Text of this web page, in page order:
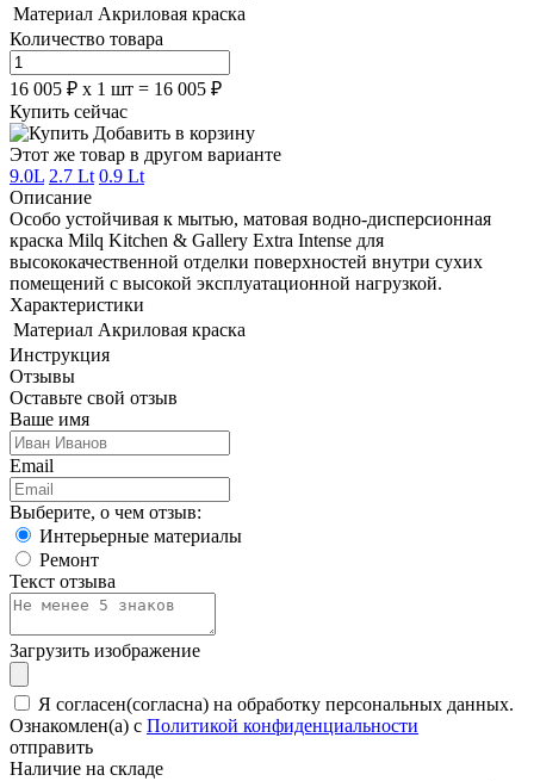
Материал Акриловая краска
Количество товара
16 005 ₽ х 1 шт = 16 005 ₽
Купить сейчас
Добавить в корзину
Этот же товар в другом варианте
9.0L 2.7 Lt 0.9 Lt
Описание
Особо устойчивая к мытью, матовая водно-дисперсионная
краска Milq Kitchen & Gallery Extra Intense для
высококачественной отделки поверхностей внутри сухих
помещений c высокой эксплуатационной нагрузкой.
Характеристики
Материал Акриловая краска
Инструкция
Отзывы
Оставьте свой отзыв
Ваше имя
Email
Выберите, о чем отзыв:
Интерьерные материалы
Ремонт
Текст отзыва
Загрузить изображение
Я согласен(согласна) на обработку персональных данных.
Ознакомлен(а) с Политикой конфиденциальности
отправить
Наличие на складе